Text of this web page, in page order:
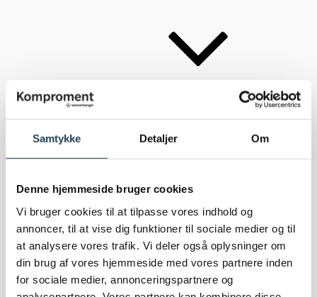
Samtykke Detaljer Om
Denne hjemmeside bruger cookies
Vi bruger cookies til at tilpasse vores indhold og
annoncer, til at vise dig funktioner til sociale medier og til
at analysere vores trafik. Vi deler også oplysninger om
din brug af vores hjemmeside med vores partnere inden
for sociale medier, annonceringspartnere og
Inspiration
Referencer